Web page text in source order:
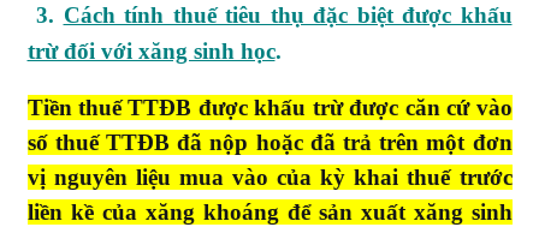
3. Cách tính thuế tiêu thụ đặc biệt được khấu
trừ đối với xăng sinh học.
Tiền thuế TTĐB được khấu trừ được căn cứ vào
số thuế TTĐB đã nộp hoặc đã trả trên một đơn
vị nguyên liệu mua vào của kỳ khai thuế trước
liền kề của xăng khoáng để sản xuất xăng sinh